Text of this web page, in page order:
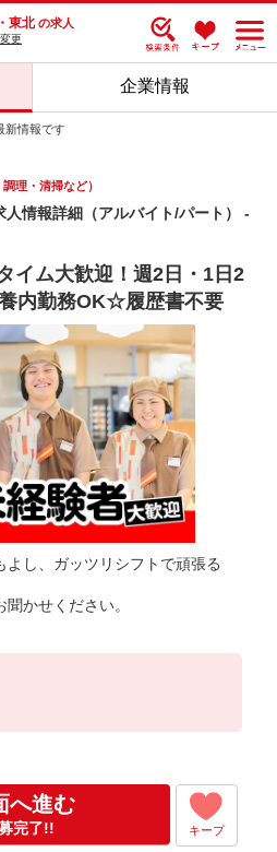
東北 の求人
更
企業情報
新情報です
理・清掃など）
情報詳細（アルバイト/パート） -
イム大歓迎！週2日・1日2
内勤務OK☆履歴書不要
よし、ガッツリシフトで頑張る
かせください。
1,500円
へ進む
完了!! キープ